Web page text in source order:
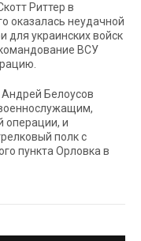
Риттер в
оказалась неудачной
для украинских войск
ВСУ
Белоусов
операции, и
полк с
пункта Орловка в